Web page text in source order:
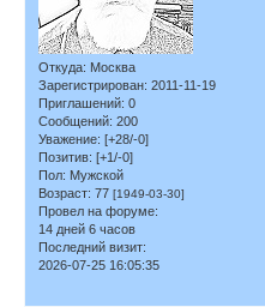
Откуда: Москва
Зарегистрирован: 2011-11-19
Приглашений: 0
Сообщений: 200
Уважение: [+28/-0]
Позитив: [+1/-0]
Пол: Мужской
Возраст: 77 [1949-03-30]
Провел на форуме:
14 дней 6 часов
Последний визит:
2026-07-25 16:05:35